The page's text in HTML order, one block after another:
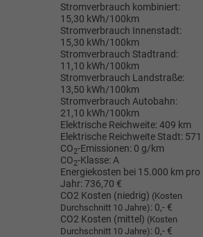
Stromverbrauch kombiniert:
15,30 kWh/100km
Stromverbrauch Innenstadt:
15,30 kWh/100km
Stromverbrauch Stadtrand:
11,10 kWh/100km
Stromverbrauch Landstraße:
13,50 kWh/100km
Stromverbrauch Autobahn:
21,10 kWh/100km
Elektrische Reichweite:409 km
Elektrische Reichweite Stadt:
CO2-Emissionen: 0 g/km
CO2-Klasse:A
Energiekosten bei 15.000 km pro
Jahr:736,70 €
CO2 Kosten (niedrig) (Kosten
Durchschnitt 10 Jahre): 0,- €
CO2 Kosten (mittel) (Kosten
Durchschnitt 10 Jahre): 0,- €